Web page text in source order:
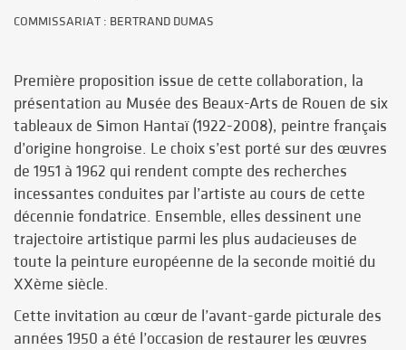
COMMISSARIAT : BERTRAND DUMAS
Première proposition issue de cette collaboration, la
présentation au Musée des Beaux-Arts de Rouen de six
tableaux de Simon Hantaï (1922-2008), peintre français
d’origine hongroise. Le choix s’est porté sur des œuvres
de 1951 à 1962 qui rendent compte des recherches
incessantes conduites par l’artiste au cours de cette
décennie fondatrice. Ensemble, elles dessinent une
trajectoire artistique parmi les plus audacieuses de
toute la peinture européenne de la seconde moitié du
XXème siècle.
Cette invitation au cœur de l’avant-garde picturale des
années 1950 a été l’occasion de restaurer les œuvres